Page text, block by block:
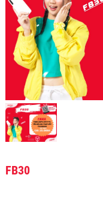
FB30